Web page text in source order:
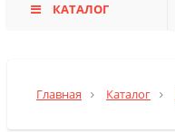
КАТАЛОГ
Главная Каталог